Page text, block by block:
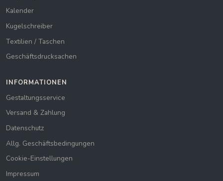
Kalender
Kugelschreiber
Textilien / Taschen
Geschäftsdrucksachen
INFORMATIONEN
Gestaltungsservice
Versand & Zahlung
Datenschutz
Allg. Geschäftsbedingungen
Cookie-Einstellungen
Impressum